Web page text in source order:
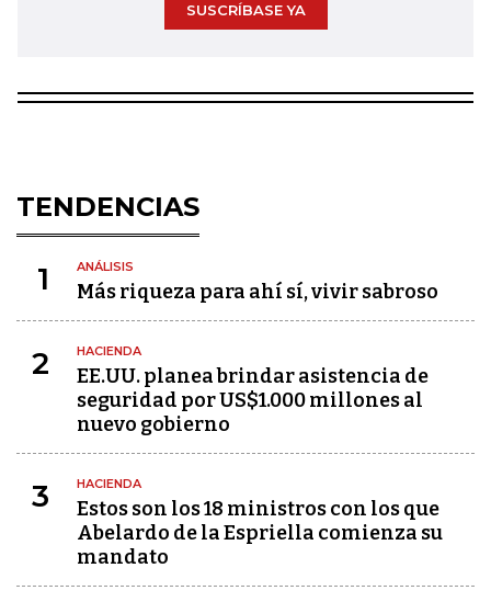
SUSCRÍBASE YA
TENDENCIAS
1 ANÁLISIS
Más riqueza para ahí sí, vivir sabroso
2 HACIENDA
EE.UU. planea brindar asistencia de
seguridad por US$1.000 millones al
nuevo gobierno
3 HACIENDA
Estos son los 18 ministros con los que
Abelardo de la Espriella comienza su
mandato